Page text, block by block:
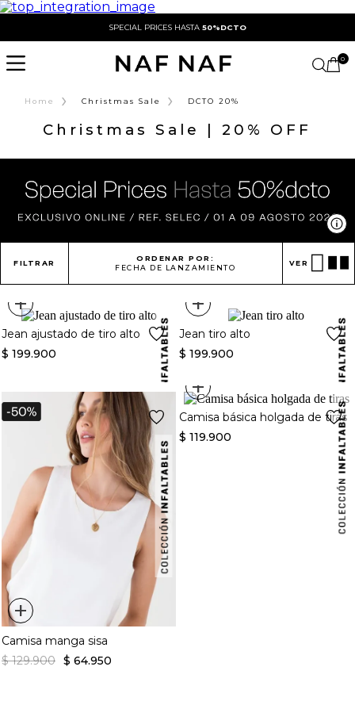
SPECIAL PRICES HASTA 50%DCTO
0
Home › Christmas Sale › DCTO 20%
Christmas Sale | 20% OFF
FILTRAR
ORDENAR POR:
FECHA DE LANZAMIENTO
VER
+
Jean ajustado de tiro alto
$ 199.900
+
Jean tiro alto
$ 199.900
+
Camisa manga sisa
$ 129.900 $ 64.950
+
Camisa básica holgada de tiras
$ 119.900